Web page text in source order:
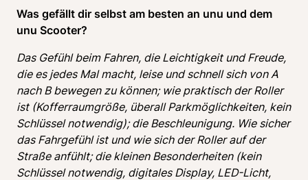
Was gefällt dir selbst am besten an unu und dem
unu Scooter?
Das Gefühl beim Fahren, die Leichtigkeit und Freude,
die es jedes Mal macht, leise und schnell sich von A
nach B bewegen zu können; wie praktisch der Roller
ist (Kofferraumgröße, überall Parkmöglichkeiten, kein
Schlüssel notwendig); die Beschleunigung. Wie sicher
das Fahrgefühl ist und wie sich der Roller auf der
Straße anfühlt; die kleinen Besonderheiten (kein
Schlüssel notwendig, digitales Display, LED-Licht,